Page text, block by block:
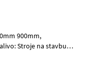
900mm,
Stroje na stavbu